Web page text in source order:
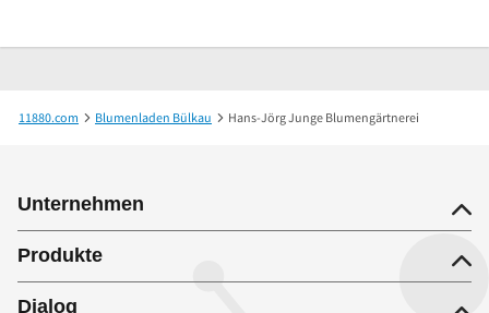
11880.com Blumenladen Bülkau Hans-Jörg Junge Blumengärtnerei
Unternehmen
Produkte
Dialog